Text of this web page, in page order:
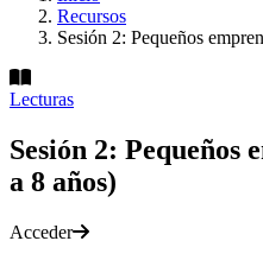
Recursos
Sesión 2: Pequeños
Lecturas
Sesión 2: Pequeños
a 8 años)
Acceder